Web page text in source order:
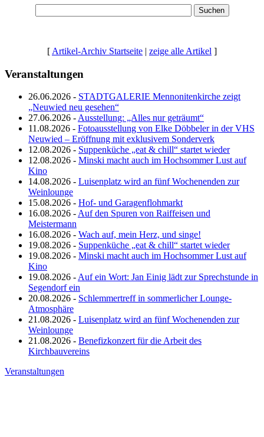
[ Artikel-Archiv Startseite | zeige alle Artikel ]
Veranstaltungen
26.06.2026 - STADTGALERIE Mennonitenkirche zeigt
„Neuwied neu gesehen“
27.06.2026 - Ausstellung: „Alles nur geträumt“
11.08.2026 - Fotoausstellung von Elke Döbbeler in der VHS
Neuwied – Eröffnung mit exklusivem Sonderverk
12.08.2026 - Suppenküche „eat & chill“ startet wieder
12.08.2026 - Minski macht auch im Hochsommer Lust auf
Kino
14.08.2026 - Luisenplatz wird an fünf Wochenenden zur
Weinlounge
15.08.2026 - Hof- und Garagenflohmarkt
16.08.2026 - Auf den Spuren von Raiffeisen und
Meistermann
16.08.2026 - Wach auf, mein Herz, und singe!
19.08.2026 - Suppenküche „eat & chill“ startet wieder
19.08.2026 - Minski macht auch im Hochsommer Lust auf
Kino
19.08.2026 - Auf ein Wort: Jan Einig lädt zur Sprechstunde in
Segendorf ein
20.08.2026 - Schlemmertreff in sommerlicher Lounge-
Atmosphäre
21.08.2026 - Luisenplatz wird an fünf Wochenenden zur
Weinlounge
21.08.2026 - Benefizkonzert für die Arbeit des
Kirchbauvereins
Veranstaltungen